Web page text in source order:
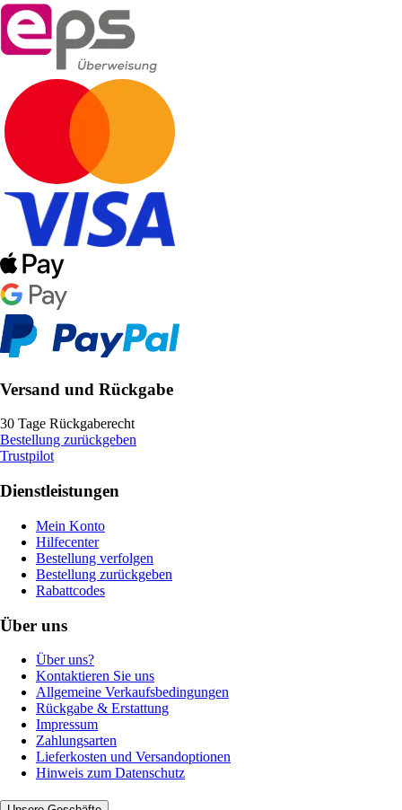
Versand und Rückgabe
30 Tage Rückgaberecht
Bestellung zurückgeben
Trustpilot
Dienstleistungen
Mein Konto
Hilfecenter
Bestellung verfolgen
Bestellung zurückgeben
Rabattcodes
Über uns
Über uns?
Kontaktieren Sie uns
Allgemeine Verkaufsbedingungen
Rückgabe & Erstattung
Impressum
Zahlungsarten
Lieferkosten und Versandoptionen
Hinweis zum Datenschutz